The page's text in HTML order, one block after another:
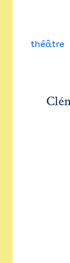
théâtre